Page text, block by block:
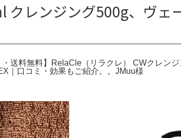
クレンジング500g、ヴェ
送料無料】RelaCle（リラクレ） CWクレン
｜口コミ・効果もご紹介。。JMuu様